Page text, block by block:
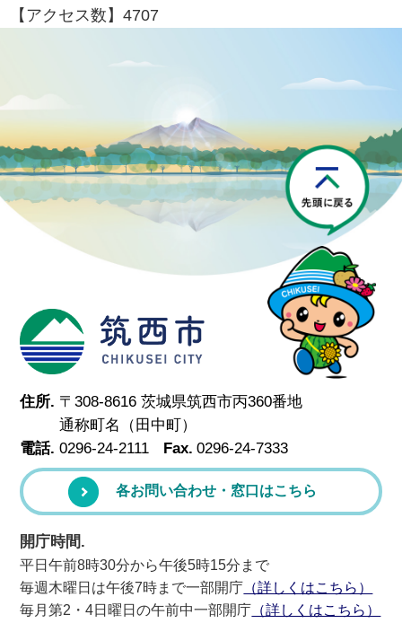
【アクセス数】4707
筑西市
住所. 〒308-8616 茨城県筑西市丙360番地
通称町名（田中町）
電話. 0296-24-2111 Fax. 0296-24-7333
各お問い合わせ・窓口はこちら
開庁時間.
平日午前8時30分から午後5時15分まで
毎週木曜日は午後7時まで一部開庁 （詳しくはこちら）
毎月第2・4日曜日の午前中一部開庁 （詳しくはこちら）